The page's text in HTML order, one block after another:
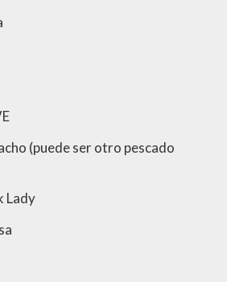
(puede ser otro pescado
Lady